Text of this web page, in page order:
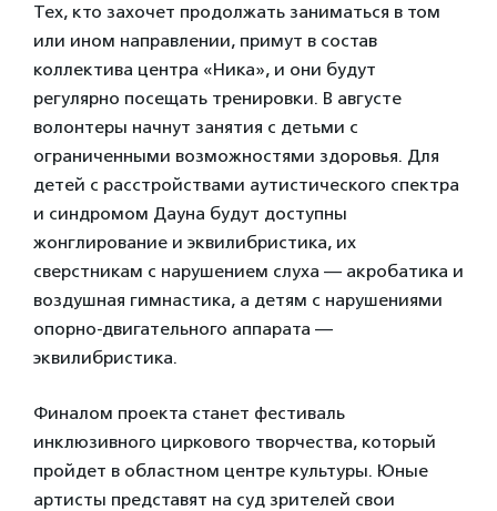
Тех, кто захочет продолжать заниматься в том
или ином направлении, примут в состав
коллектива центра «Ника», и они будут
регулярно посещать тренировки. В августе
волонтеры начнут занятия с детьми с
ограниченными возможностями здоровья. Для
детей с расстройствами аутистического спектра
и синдромом Дауна будут доступны
жонглирование и эквилибристика, их
сверстникам с нарушением слуха — акробатика и
воздушная гимнастика, а детям с нарушениями
опорно-двигательного аппарата —
эквилибристика.
Финалом проекта станет фестиваль
инклюзивного циркового творчества, который
пройдет в областном центре культуры. Юные
артисты представят на суд зрителей свои